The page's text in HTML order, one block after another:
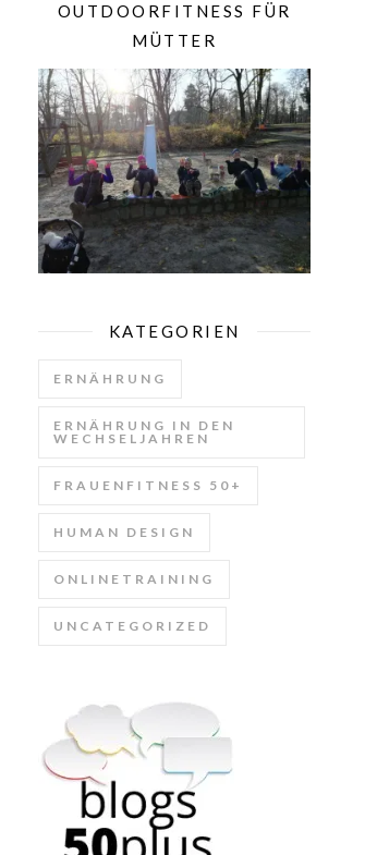
OUTDOORFITNESS FÜR
MÜTTER
KATEGORIEN
ERNÄHRUNG
ERNÄHRUNG IN DEN
WECHSELJAHREN
FRAUENFITNESS 50+
HUMAN DESIGN
ONLINETRAINING
UNCATEGORIZED